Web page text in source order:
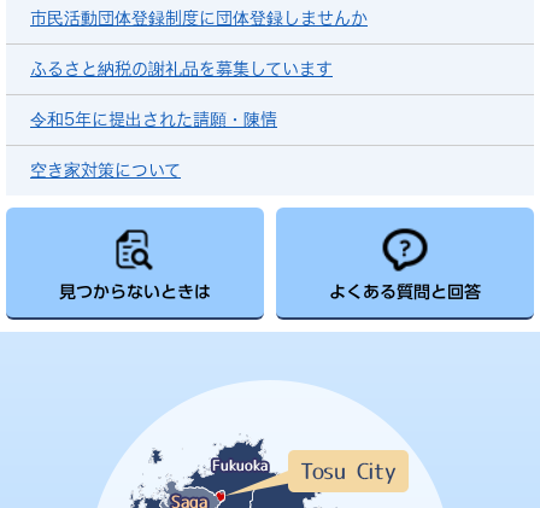
市民活動団体登録制度に団体登録しませんか
ふるさと納税の謝礼品を募集しています
令和5年に提出された請願・陳情
空き家対策について
見つからないときは よくある質問と回答